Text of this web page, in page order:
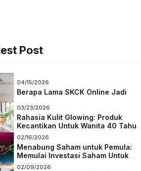
Post
04/15/2026
Berapa Lama SKCK Online Jadi
03/23/2026
Rahasia Kulit Glowing: Produk
Kecantikan Untuk Wanita 40 Tahun
Keatas
02/16/2026
Menabung Saham untuk Pemula:
Memulai Investasi Saham Untuk
Pemula
02/09/2026